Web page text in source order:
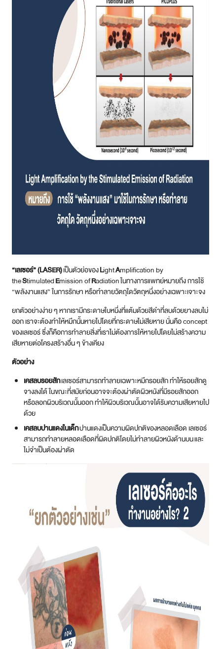
สาขา เซ็นทรัลปิ่นเกล้า
สาขา บางนา
สาขา CDC
สาขา นครปฐม
“เลเซอร์” (LASER)เป็นตัวย่อของLightAmplification by
theStimulatedEmission ofRadiation ในทางการแพทย์หมายถึง การใช้
“พลังงานแสง” ในการรักษา หรือทำลายวัตถุใดวัตถุหนึ่งอย่างเฉพาะเจาะจง
ยกตัวอย่างง่าย ๆ หากเรามีกระดาษใบหนึ่งที่แต้มด้วยสีดำที่ลบด้วยยางลบไม่
ออก เราจะต้องทำให้หมึกนั้นหายไปโดยที่กระดาษไม่เสียหาย นั่นคือ concept
ของเลเซอร์ ซึ่งก็คือการทำลายสิ่งที่เราไม่ต้องการให้หายไปโดยไม่สร้างความ
เสียหายต่อโครงสร้างอื่น ๆ ข้างเคียง
ตัวอย่าง
เคสลบรอยสักเลเซอร์สามารถทำลายเฉพาะหมึกรอยสัก ทำให้รอยสักดู
จางลงได้ ในขณะที่สมัยก่อนอาจจะต้องผ่าตัดผิวหนังที่มีรอยสักออก
หรือลอกผิวบริเวณนั้นออก ทำให้ผิวบริเวณนั้นอาจได้รับความเสียหายไป
ด้วย
เคสลบปานแดงในเด็กปานแดงเป็นความผิดปกติของหลอดเลือด เลเซอร์
สามารถทำลายหลอดเลือดที่ผิดปกติโดยไม่ทำลายผิวหนังด้านบน และ
ไม่จำเป็นต้องผ่าตัด